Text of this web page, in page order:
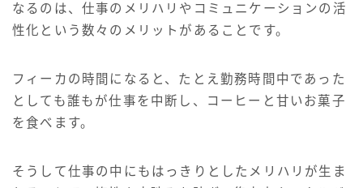
なるのは、仕事のメリハリやコミュニケーションの活
性化という数々のメリットがあることです。
フィーカの時間になると、たとえ勤務時間中であった
としても誰もが仕事を中断し、コーヒーと甘いお菓子
を食べます。
そうして仕事の中にもはっきりとしたメリハリが生ま